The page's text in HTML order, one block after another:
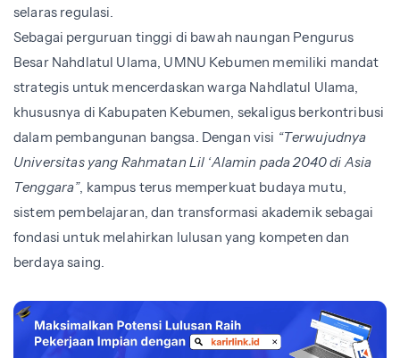
selaras regulasi.
Sebagai perguruan tinggi di bawah naungan Pengurus
Besar Nahdlatul Ulama, UMNU Kebumen memiliki mandat
strategis untuk mencerdaskan warga Nahdlatul Ulama,
khususnya di Kabupaten Kebumen, sekaligus berkontribusi
dalam pembangunan bangsa. Dengan visi “Terwujudnya
Universitas yang Rahmatan Lil ‘Alamin pada 2040 di Asia
Tenggara”, kampus terus memperkuat budaya mutu,
sistem pembelajaran, dan transformasi akademik sebagai
fondasi untuk melahirkan lulusan yang kompeten dan
berdaya saing.